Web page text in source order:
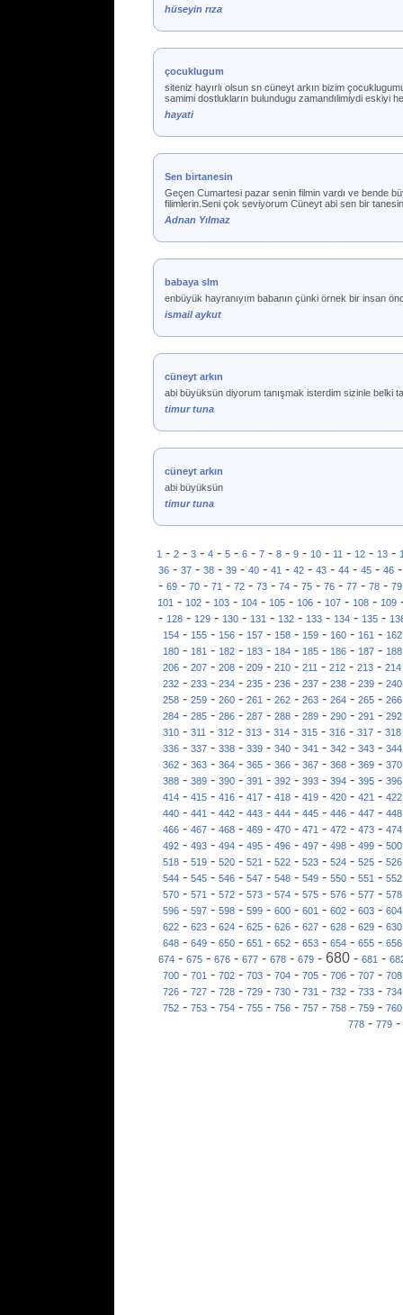
hüseyin rıza
çocuklugum
siteniz hayırlı olsun sn cüneyt arkın bizim
samimi dostlukların bulundugu zamandılimiydi eskiyi
hayati
Sen birtanesin
Geçen Cumartesi pazar senin filmin vardı ve bende
filimlerin.Seni çok seviyorum Cüneyt abi sen bir tanesin
Adnan Yılmaz
babaya slm
enbüyük hayranıyım babanın çünki örnek bir insan
ismail aykut
cüneyt arkın
abi büyüksün diyorum tanışmak isterdim sizinle belki
timur tuna
cüneyt arkın
abi büyüksün
timur tuna
1- 2- 3- 4- 5- 6- 7- 8- 9- 10- 11- 12- 13-
36- 37- 38- 39- 40- 41- 42- 43- 44- 45- 46
- 69 - 70 - 71 - 72 - 73 - 74 - 75 - 76 - 77 - 78 - 79
101 - 102 - 103 - 104 - 105 - 106 - 107 - 108 - 109
- 128 - 129 - 130 - 131 - 132 - 133 - 134 - 135 -
154- 155- 156- 157- 158- 159- 160- 161- 162
180- 181- 182- 183- 184- 185- 186- 187- 188
206 - 207 - 208 - 209 - 210 - 211 - 212 - 213 - 214
232- 233- 234- 235- 236- 237- 238- 239- 240
258- 259- 260- 261- 262- 263- 264- 265- 266
284- 285- 286- 287- 288- 289- 290- 291- 292
310 - 311 - 312 - 313 - 314 - 315 - 316 - 317 - 318
336- 337- 338- 339- 340- 341- 342- 343- 344
362- 363- 364- 365- 366- 367- 368- 369- 370
388 - 389 - 390 - 391 - 392 - 393 - 394 - 395 - 396
414- 415- 416- 417- 418- 419- 420- 421- 422
440- 441- 442- 443- 444- 445- 446- 447- 448
466- 467- 468- 469- 470- 471- 472- 473- 474
492 - 493 - 494 - 495 - 496 - 497 - 498 - 499 - 500
518- 519- 520- 521- 522- 523- 524- 525- 526
544- 545- 546- 547- 548- 549- 550- 551- 552
570- 571- 572- 573- 574- 575- 576- 577- 578
596 - 597 - 598 - 599 - 600 - 601 - 602 - 603 - 604
622- 623- 624- 625- 626- 627- 628- 629- 630
648- 649- 650- 651- 652- 653- 654- 655- 656
674 - 675 - 676 - 677 - 678 - 679 - 680 - 681 -
700 - 701 - 702 - 703 - 704 - 705 - 706 - 707 - 708
726- 727- 728- 729- 730- 731- 732- 733- 734
752- 753- 754- 755- 756- 757- 758- 759- 760
778- 779-